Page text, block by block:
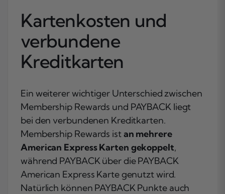
Kartenkosten und
verbundene
Kreditkarten
Ein weiterer wichtiger Unterschied zwischen
Membership Rewards und PAYBACK liegt
bei den verbundenen Kreditkarten.
Membership Rewards istan mehrere
American Express Karten gekoppelt,
während PAYBACK über die PAYBACK
American Express Karte genutzt wird.
Natürlich können PAYBACK Punkte auch